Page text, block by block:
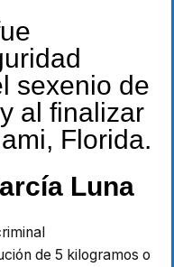
sexenio de
y al finalizar
Florida.
Luna
de 5 kilogramos o